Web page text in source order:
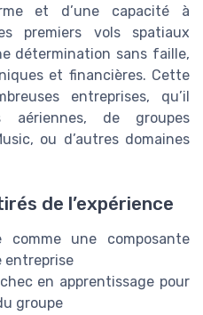
et d’une capacité à
premiers vols spatiaux
détermination sans faille,
et financières. Cette
entreprises, qu’il
aériennes, de groupes
ou d’autres domaines
de l’expérience
comme une composante
entreprise
en apprentissage pour
groupe